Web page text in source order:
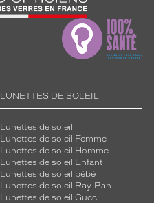
LUNETTES DE SOLEIL
Lunettes de soleil
Lunettes de soleil Femme
Lunettes de soleil Homme
Lunettes de soleil Enfant
Lunettes de soleil bébé
Lunettes de soleil Ray-Ban
Lunettes de soleil Gucci